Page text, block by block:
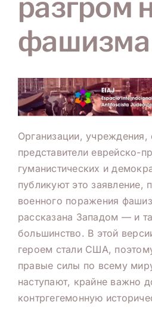
разгром
фашизма
Организации, учреждения,
представители еврейско-
гуманистических и
публикуют это заявление,
военного поражения
рассказана Западом — и
большинство. В этой
героем стали США,
правые силы по всему
наступают, крайне важно
контргегемонную